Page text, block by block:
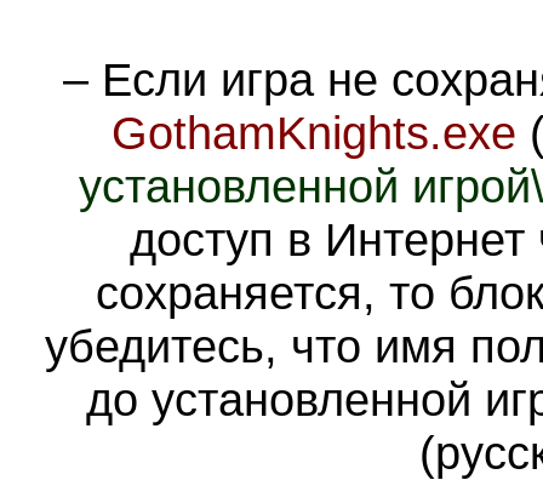
– Если игра не
GothamKnights.exe
установленной
доступ в
сохраняется, то
убедитесь, что имя
до установленной